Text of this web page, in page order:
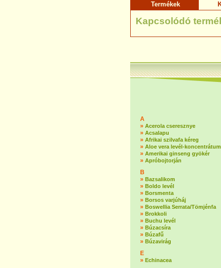
Termékek
Kapcsolódó
A
» Acerola cseresznye
» Acsalapu
» Afrikai szilvafa kéreg
» Aloe vera levél-koncentrátum
» Amerikai ginseng gyökér
» Apróbojtorján
B
» Bazsalikom
» Boldo levél
» Borsmenta
» Borsos varjúháj
» Boswellia Serrata/Tömjénfa
» Brokkoli
» Buchu levél
» Búzacsíra
» Búzafű
» Búzavirág
E
» Echinacea